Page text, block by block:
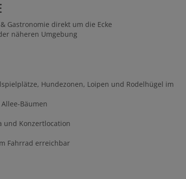
Gastronomie direkt um die Ecke
näheren Umgebung
Hundezonen, Loipen und Rodelhügel im
Bäumen
und Konzertlocation
Fahrrad erreichbar